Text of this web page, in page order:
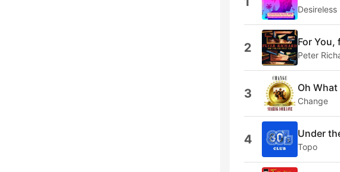
Desireless
2 For You,
Peter
3 Oh
Change
4 Under
Topo